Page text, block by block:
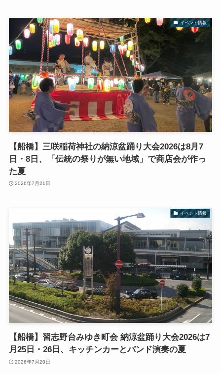
イベント情報
【船橋】三咲稲荷神社の納涼盆踊り大会2026は8月7
日・8日、「伝統の祭りが無い地域」で商店会が作っ
た夏
2026年7月21日
イベント情報
【船橋】習志野台みゆき町会 納涼盆踊り大会2026は7
月25日・26日、キッチンカーとバンド演奏の夏
2026年7月20日